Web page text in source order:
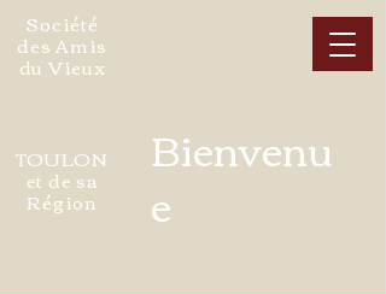
Société
des Amis
du Vieux
TOULON
et de sa
Région
Bienvenu
e